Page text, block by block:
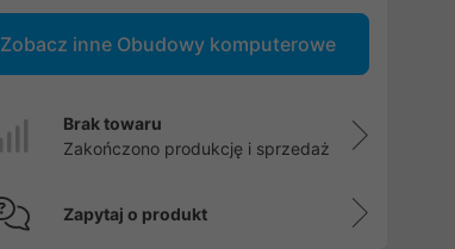
Zobacz inne Obudowy komputerowe
Brak towaru
Zakończono produkcję i sprzedaż
Zapytaj o produkt